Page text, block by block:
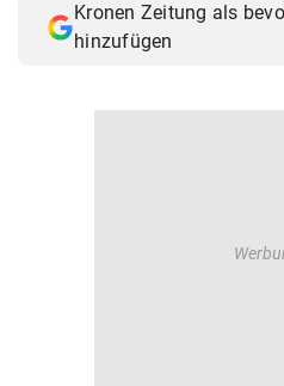
Kronen Zeitung als
hinzufügen